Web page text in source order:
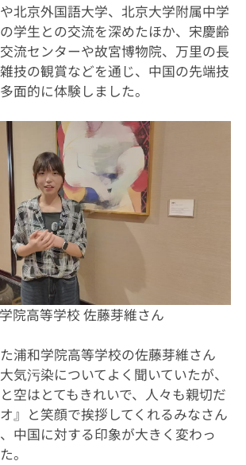
北京外国語大学、北京大学附属中学
学生との交流を深めたほか、宋慶齢
流センターや故宮博物院、万里の長
技の観賞などを通じ、中国の先端技
面的に体験しました。
院高等学校 佐藤芽維さん
浦和学院高等学校の佐藤芽維さん
気污染についてよく聞いていたが、
空はとてもきれいで、人々も親切だ
』と笑顔で挨拶してくれるみなさん
中国に対する印象が大きく変わっ
。